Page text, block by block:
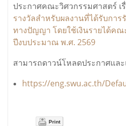
ประกาศคณะวิศวกรรมศาสตร์ เ
รางวัลสำหรับผลงานที่ได้รับกา
ทางปัญญา โดยใช้เงินรายได้คณ
ปีงบประมาณ พ.ศ. 2569
สามารถดาวน์โหลดประกาศแล
https://eng.swu.ac.th/
Print